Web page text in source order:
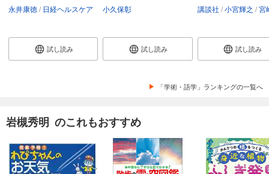
永井康徳 日経ヘルスケア
試し読み
小久保彰
試し読み
講談社 小宮輝之 宮崎
試し読み
「学術・語学」ランキングの一覧へ
岩槻秀明 のこれもおすすめ